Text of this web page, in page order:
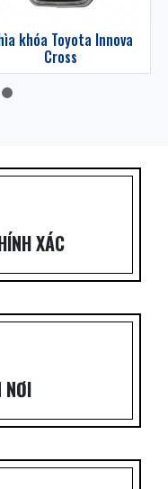
khóa Toyota Innova
Cross
XÁC
NƠI